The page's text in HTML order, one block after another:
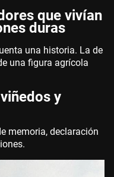
que vivían
duras
una historia. La de
una figura agrícola
y
memoria, declaración